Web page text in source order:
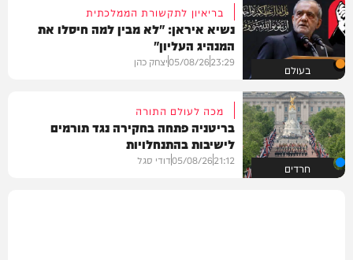
בעולם
בריאיון לתקשורת הממלכתית
נשיא איראן: "לא מבין למה חיסלו את
המנהיג העליון"
23:29
05/08/26יצחק כהן
חרדים
מכה לעולם התורה
בריטניה פתחה בחקירה נגד תורמים
לישיבות בהתנחלויות
21:12
05/08/26דודי סגל